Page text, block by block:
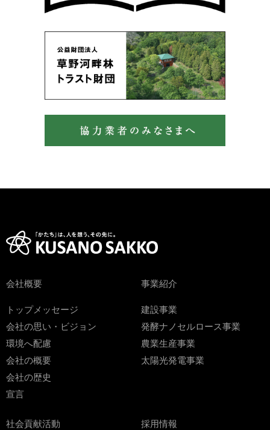
会社概要
トップメッセージ
会社の思い・ビジョン
環境へ配慮
会社の概要
会社の歴史
宣言
事業紹介
建設事業
発酵ナノセルロース事業
農業生産事業
太陽光発電事業
社会貢献活動 採用情報